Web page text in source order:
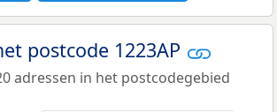
postcode 1223AP
adressen in het postcodegebied